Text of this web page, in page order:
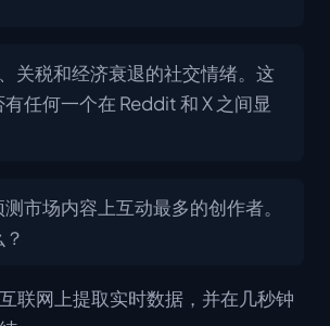
关税和经济衰退的社交情绪。这
任何一个在 Reddit 和 X 之间显
市场内容上互动最多的创作者。
联网上提取实时数据，并在几秒钟